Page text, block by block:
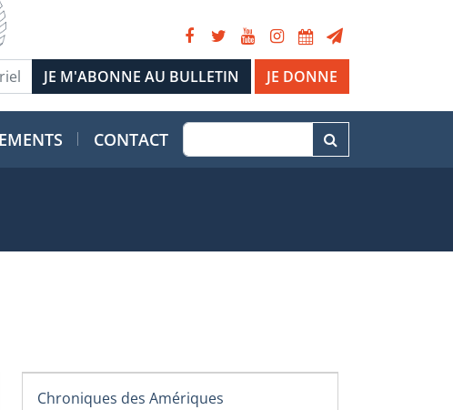
JE DONNE
CONTACT
Chroniques des Amériques